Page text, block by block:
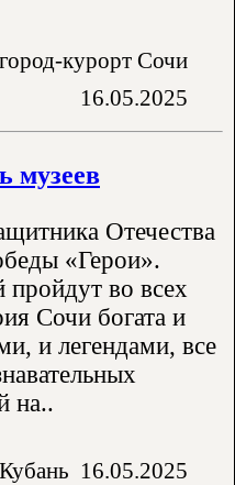
курорт Сочи
16.05.2025
музеев
Отечества
«Герои».
во всех
Сочи богата и
и легендами, все
на..
16.05.2025